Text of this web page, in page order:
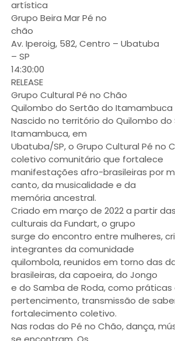
artística
Grupo Beira Mar Pé no
chão
Av. Iperoig, 582, Centro – Ubatuba
– SP
14:30:00
RELEASE
Grupo Cultural Pé no Chão
Quilombo do Sertão do Itamambuca
Nascido no território do Quilombo do
Itamambuca, em
Ubatuba/SP, o Grupo Cultural Pé no
coletivo comunitário que fortalece
manifestações afro-brasileiras por
canto, da musicalidade e da
memória ancestral.
Criado em março de 2022 a partir
culturais da Fundart, o grupo
surge do encontro entre mulheres,
integrantes da comunidade
quilombola, reunidos em torno das
brasileiras, da capoeira, do Jongo
e do Samba de Roda, como práticas
pertencimento, transmissão de
fortalecimento coletivo.
Nas rodas do Pé no Chão, dança,